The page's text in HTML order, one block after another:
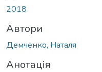
2018
Автори
Демченко, Наталя
Анотація